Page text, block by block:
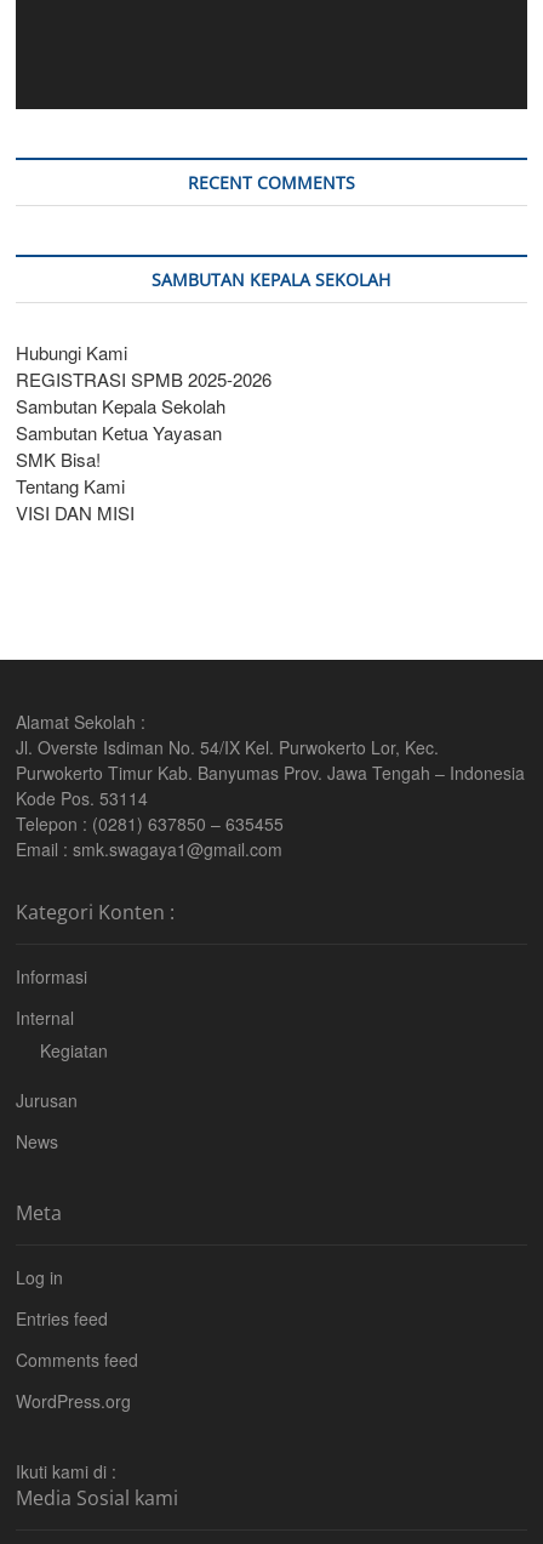
RECENT COMMENTS
SAMBUTAN KEPALA SEKOLAH
Hubungi Kami
REGISTRASI SPMB 2025-2026
Sambutan Kepala Sekolah
Sambutan Ketua Yayasan
SMK Bisa!
Tentang Kami
VISI DAN MISI
Alamat Sekolah :
Jl. Overste Isdiman No. 54/IX Kel. Purwokerto Lor, Kec.
Purwokerto Timur Kab. Banyumas Prov. Jawa Tengah – Indonesia
Kode Pos. 53114
Telepon : (0281) 637850 – 635455
Email : smk.swagaya1@gmail.com
Kategori Konten :
Informasi
Internal
Kegiatan
Jurusan
News
Meta
Log in
Entries feed
Comments feed
WordPress.org
Ikuti kami di :
Media Sosial kami